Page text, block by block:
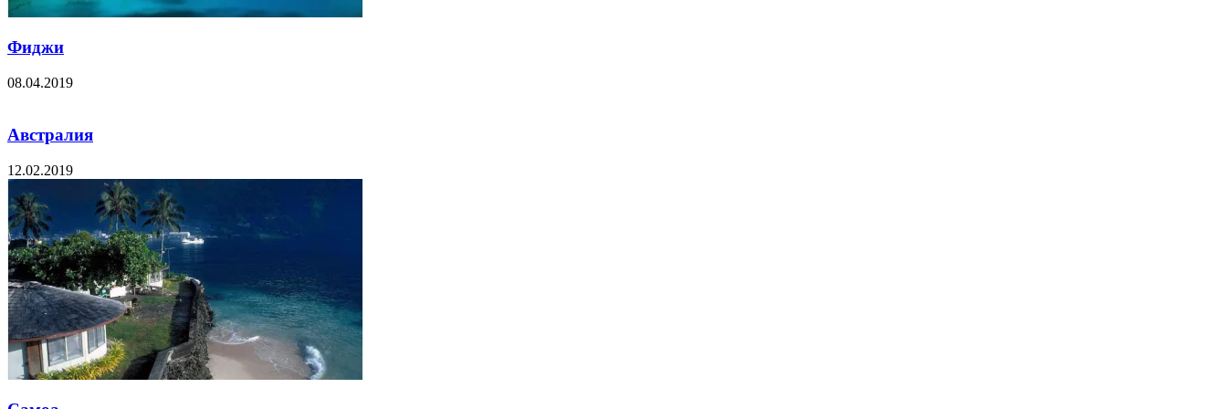
Фиджи
08.04.2019
Австралия
12.02.2019